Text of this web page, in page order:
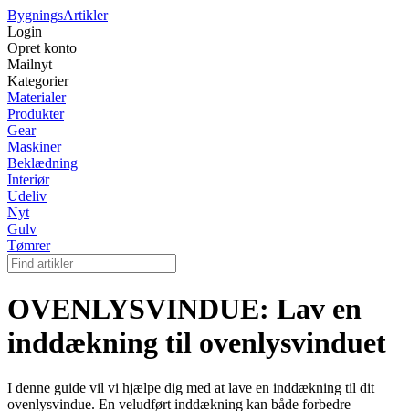
BygningsArtikler
Login
Opret konto
Mailnyt
Kategorier
Materialer
Produkter
Gear
Maskiner
Beklædning
Interiør
Udeliv
Nyt
Gulv
Tømrer
OVENLYSVINDUE: Lav en
inddækning til ovenlysvinduet
I denne guide vil vi hjælpe dig med at lave en inddækning til dit
ovenlysvindue. En veludført inddækning kan både forbedre